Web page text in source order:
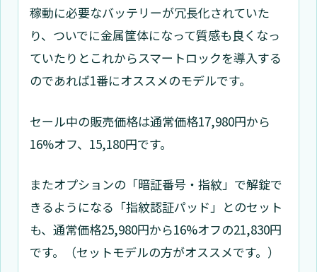
稼動に必要なバッテリーが冗長化されていた
り、ついでに金属筐体になって質感も良くなっ
ていたりとこれからスマートロックを導入する
のであれば1番にオススメのモデルです。
セール中の販売価格は通常価格17,980円から
16%オフ、15,180円です。
またオプションの「暗証番号・指紋」で解錠で
きるようになる「指紋認証パッド」とのセット
も、通常価格25,980円から16%オフの21,830円
です。
（セットモデルの方がオススメです。）